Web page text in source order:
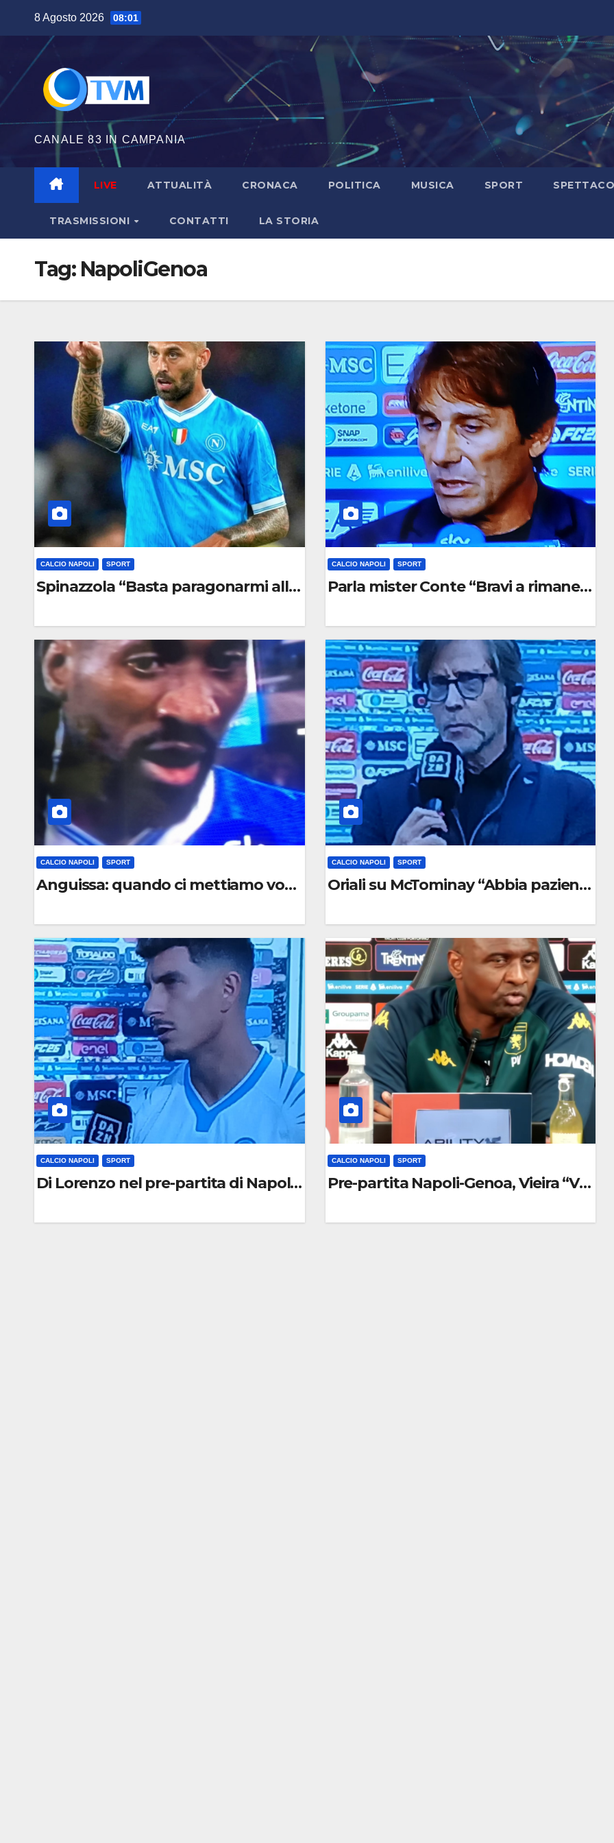
contenuto
8 Agosto 2026 08:01
CANALE 83 IN CAMPANIA
LIVE ATTUALITÀ CRONACA POLITICA MUSICA SPORT
TRASMISSIONI CONTATTI LA STORIA
Tag: NapoliGenoa
CALCIO NAPOLI SPORT
Spinazzola “Basta paragonarmi all’Europeo, mi sento bene”
0
O
M
CALCIO NAPOLI SPORT
Parla mister Conte “Bravi a rimanere
0
C
O
M
M
E
N
T
O
CALCIO NAPOLI SPORT
Anguissa: quando ci mettiamo voglia possiamo fare di tutto
0
C
O
M
M
N
T
O
CALCIO NAPOLI SPORT
Oriali su McTominay “Abbia pazienza,
0
C
O
M
M
E
N
T
O
CALCIO NAPOLI SPORT
Di Lorenzo nel pre-partita di Napoli-Genoa “Sblocchiamoci subito”
0
CALCIO NAPOLI SPORT
Pre-partita Napoli-Genoa, Vieira
0